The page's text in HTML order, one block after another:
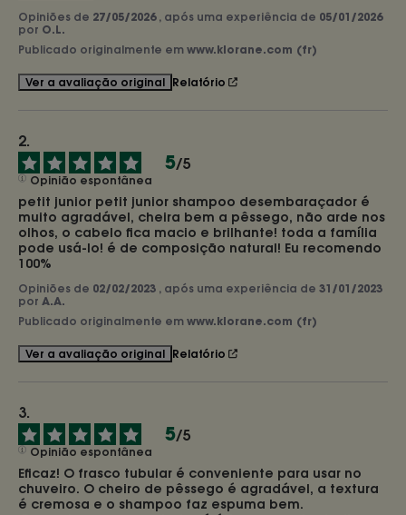
Opiniões de 27/05/2026 , após uma experiência de 05/01/2026
por O.L.
Publicado originalmente em www.klorane.com (fr)
Ver a avaliação original Relatório
5/5
Opinião espontânea
petit junior petit junior shampoo desembaraçador é
muito agradável, cheira bem a pêssego, não arde nos
olhos, o cabelo fica macio e brilhante! toda a família
pode usá-lo! é de composição natural! Eu recomendo
100%
Opiniões de 02/02/2023 , após uma experiência de 31/01/2023
por A.A.
Publicado originalmente em www.klorane.com (fr)
Ver a avaliação original Relatório
5/5
Opinião espontânea
Eficaz! O frasco tubular é conveniente para usar no
chuveiro. O cheiro de pêssego é agradável, a textura
é cremosa e o shampoo faz espuma bem.